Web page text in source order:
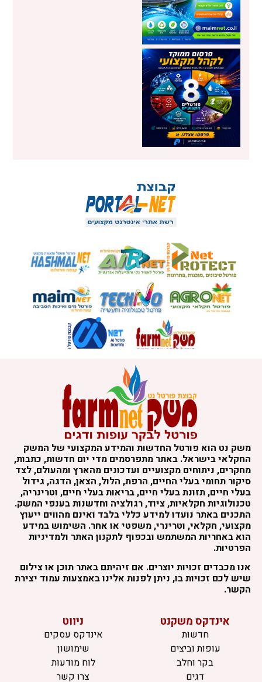
משק נט הוא פורטל החדשות והמידע המקצועי של המשק
החקלאי בישראל. באתר מתפרסמים מדי יום חדשות, כתבות,
מחקרים, ניתוחים מקצועיים ועדכונים מהארץ ומהעולם, לצד
סיקור תחומי בעלי החיים, הרפת, הלול, הצאן, הדגה, גידול
בעלי חיים, תזונת בעלי חיים, בריאות בעלי חיים, וטרינריה,
טכנולוגיות חקלאיות, ציוד, רגולציה וחדשנות בענפי המשק.
התכנים באתר נועדו למידע כללי בלבד ואינם מהווים ייעוץ
מקצועי, חקלאי, וטרינרי, משפטי או אחר. השימוש במידע
הוא באחריות המשתמש ובכפוף לתקנון האתר ולמדיניות
הפרטיות.
אנו מכבדים זכויות יוצרים. אם זיהיתם באתר תוכן או צילום
שיש לכם זכויות בו, ניתן לפנות אלינו באמצעות עמוד יצירת
הקשר.
אינדקס משקנט
חדשות
עופות וביצים
בקר וחלב
דגים
ניווט
אינדקס עסקים
שימושון
לוח מודעות
צרו קשר